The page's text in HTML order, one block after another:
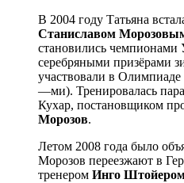
В 2004 году Татьяна
Станиславом
становились
серебряными призёрами
участвовали в Олимпиаде
—ми). Тренировалась
Кухар, постановщиком
Морозов.
Летом 2008 года было
Морозов переезжают в
тренером Инго